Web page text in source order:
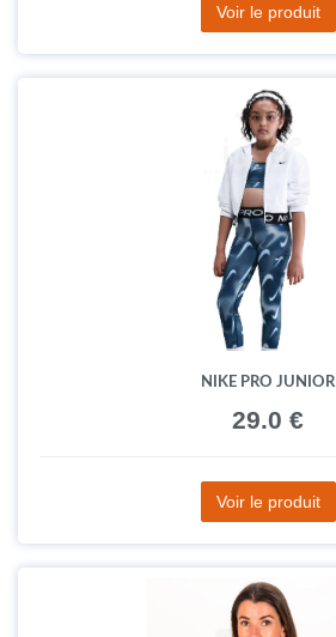
Voir le produit
NIKE PRO JUNIOR
29.0 €
Voir le produit